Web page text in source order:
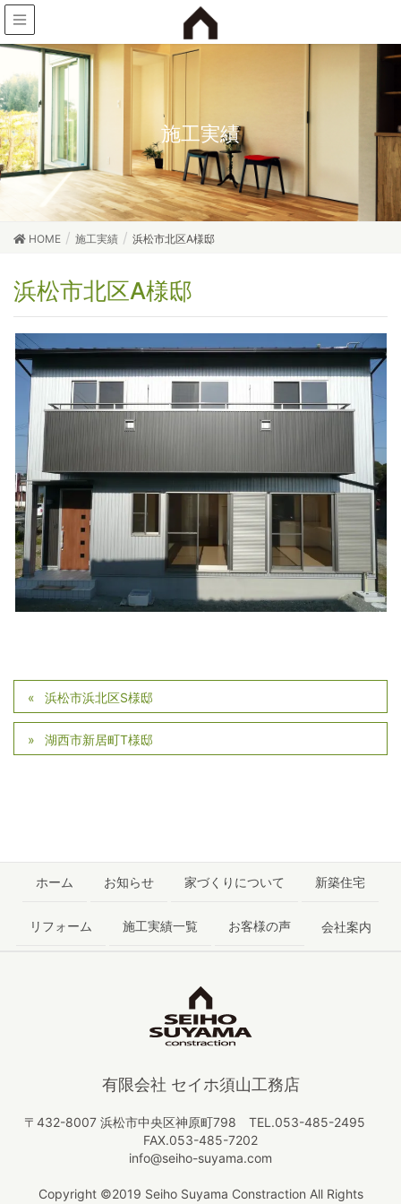
施工実績
HOME 施工実績 浜松市北区A様邸
浜松市北区A様邸
浜松市浜北区S様邸
湖西市新居町T様邸
ホーム お知らせ 家づくりについて 新築住宅
リフォーム 施工実績一覧 お客様の声 会社案内
有限会社 セイホ須山工務店
〒432-8007 浜松市中央区神原町798 TEL.053-485-2495
FAX.053-485-7202
info@seiho-suyama.com
Copyright ©2019 Seiho Suyama Constraction All Rights